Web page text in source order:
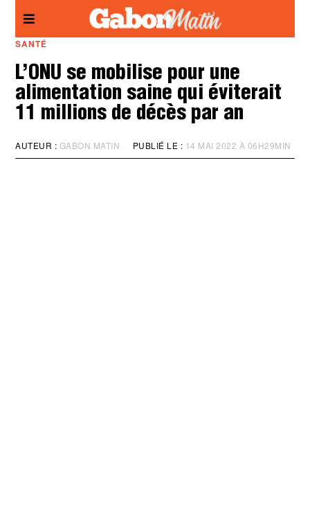
SANTÉ
L’ONU se mobilise pour une
alimentation saine qui éviterait
11 millions de décès par an
AUTEUR : GABON MATIN PUBLIÉ LE : 14 MAI 2022 À 06H29MIN
I
Panneau de gestion des cookies